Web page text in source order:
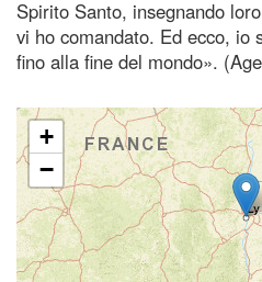
Spirito Santo, insegnando
vi ho comandato. Ed ecco, io
fino alla fine del mondo».
+
−